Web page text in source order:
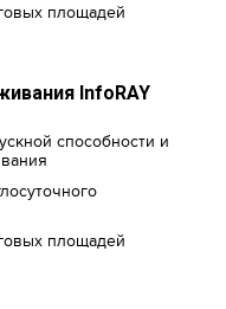
площадей
InfoRAY
способности и
площадей